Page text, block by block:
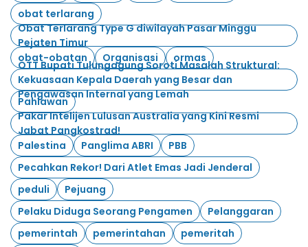
obat terlarang
Obat Terlarang Type G diwilayah Pasar Minggu
Pejaten Timur
obat-obatan
Organisasi ormas
OTT Bupati Tulungagung Soroti Masalah Struktural:
Kekuasaan Kepala Daerah yang Besar dan
Pengawasan Internal yang Lemah
Pahlawan
Pakar Intelijen Lulusan Australia yang Kini Resmi
Jabat Pangkostrad!
Palestina
Panglima ABRI
PBB
Pecahkan Rekor! Dari Atlet Emas Jadi Jenderal
peduli
Pejuang
Pelaku Diduga Seorang Pengamen
Pelanggaran
pemerintah
pemerintahan
pemeritah